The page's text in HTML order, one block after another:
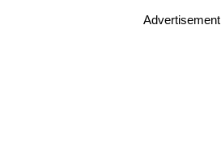
Advertisement